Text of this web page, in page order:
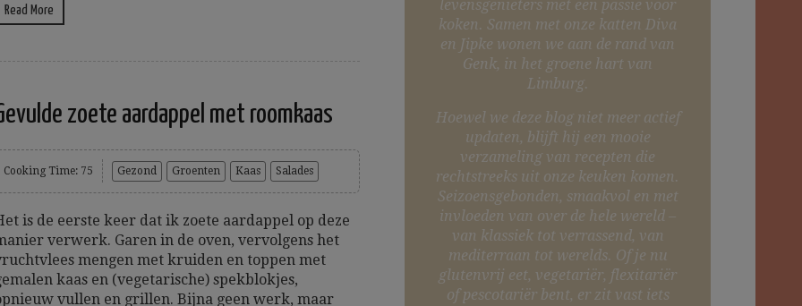
Read More
zoete aardappel met roomkaas
Cooking Time: 75 Gezond Groenten Kaas Salades
is de eerste keer dat ik zoete aardappel op deze
verwerk. Garen in de oven, vervolgens het
mengen met kruiden en toppen met
kaas en (vegetarische) spekblokjes,
vullen en grillen. Bijna geen werk, maar
levensgenieters met een passie voor
koken. Samen met onze katten Diva
en Jipke wonen we aan de rand van
Genk, in het groene hart van
Limburg.
Hoewel we deze blog niet meer actief
updaten, blijft hij een mooie
verzameling van recepten die
rechtstreeks uit onze keuken komen.
Seizoensgebonden, smaakvol en met
invloeden van over de hele wereld –
van klassiek tot verrassend, van
mediterraan tot werelds. Of je nu
glutenvrij eet, vegetariër, flexitariër
of pescotariër bent, er zit vast iets